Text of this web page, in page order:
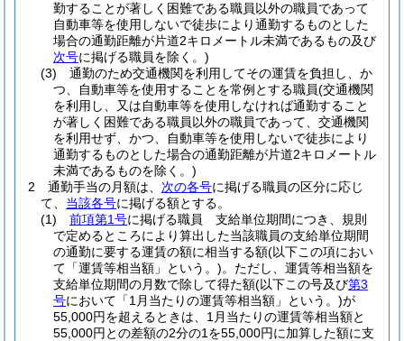
勤することが著しく困難である職員以外の職員であって
自動車等を使用しないで徒歩により通勤するものとした
場合の通勤距離が片道2キロメートル未満であるもの及び
次号に掲げる職員を除く。)
(3)
通勤のため交通機関を利用してその運賃を負担し、か
つ、自動車等を使用することを常例とする職員(交通機関
を利用し、又は自動車等を使用しなければ通勤すること
が著しく困難である職員以外の職員であって、交通機関
を利用せず、かつ、自動車等を使用しないで徒歩により
通勤するものとした場合の通勤距離が片道2キロメートル
未満であるものを除く。)
2
通勤手当の月額は、 次の各号に掲げる職員の区分に応じ
て、 当該各号に掲げる額とする。
(1)
前項第1号に掲げる職員 支給単位期間につき、規則
で定めるところにより算出した当該職員の支給単位期間
の通勤に要する運賃の額に相当する額(以下この項におい
て「運賃等相当額」という。)。 ただし、運賃等相当額を
支給単位期間の月数で除して得た額(以下この号及び第3
号において「1月当たりの運賃等相当額」という。)が
55,000円を超えるときは、1月当たりの運賃等相当額と
55,000円との差額の2分の1を55,000円に加算した額に支